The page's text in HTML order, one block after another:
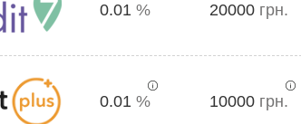
0.01% 20000 грн.
0.01 % 10000 грн.